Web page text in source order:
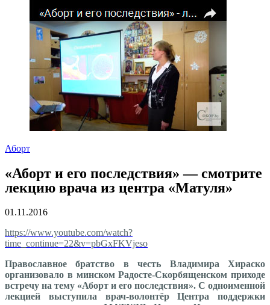
Аборт
«Аборт и его последствия» — смотрите
лекцию врача из центра «Матуля»
01.11.2016
https://www.youtube.com/watch?
time_continue=22&v=pbGxFKVjeso
Православное братство в честь Владимира Хираско
организовало в минском Радосте-Скорбященском приходе
встречу на тему «Аборт и его последствия». С одноименной
лекцией выступила врач-волонтёр Центра поддержки